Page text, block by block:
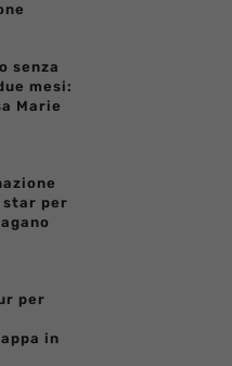
senza
mesi:
Marie
star per
per
in